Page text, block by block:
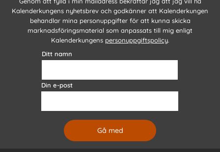
Kalenderkungens nyhetsbrev och godkänner att Kalenderkungen
behandlar mina personuppgifter för att kunna skicka
marknadsföringsmaterial som anpassats till mig enligt
Kalenderkungens personuppgiftspolicy.
Ditt namn
Din e-post